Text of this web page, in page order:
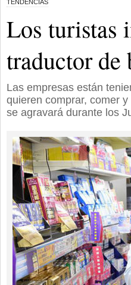
TENDENCIAS
Los turistas
traductor de
Las empresas están
quieren comprar, comer
se agravará durante los